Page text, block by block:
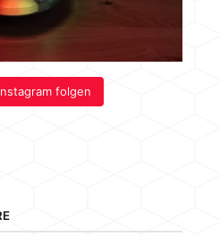
folgen